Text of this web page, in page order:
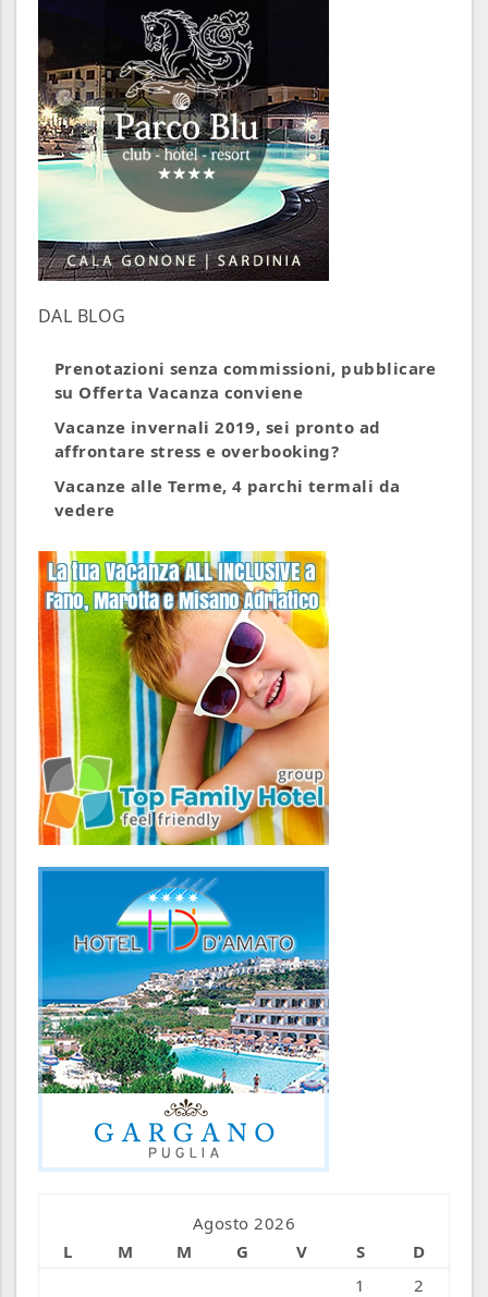
DAL BLOG
Prenotazioni senza commissioni, pubblicare
su Offerta Vacanza conviene
Vacanze invernali 2019, sei pronto ad
affrontare stress e overbooking?
Vacanze alle Terme, 4 parchi termali da
vedere
Agosto 2026
L
M M G V S
D
1
2